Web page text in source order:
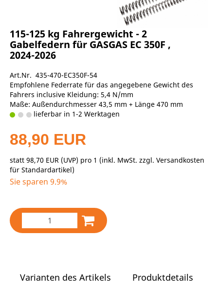
115-125 kg Fahrergewicht - 2
Gabelfedern für GASGAS EC 350F ,
2024-2026
Art.Nr. 435-470-EC350F-54
Empfohlene Federrate für das angegebene Gewicht des
Fahrers inclusive Kleidung: 5,4 N/mm
Maße: Außendurchmesser 43,5 mm + Länge 470 mm
lieferbar in 1-2 Werktagen
88,90 EUR
statt 98,70 EUR (UVP) pro 1 (inkl. MwSt. zzgl. Versandkosten
für Standardartikel)
Sie sparen 9.9%
Varianten des Artikels
Produktdetails